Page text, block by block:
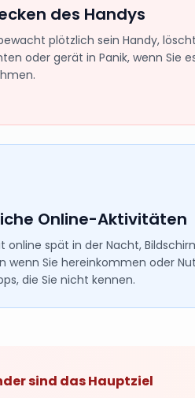
des Handys
plötzlich sein Handy, löscht
oder gerät in Panik, wenn Sie
Online-Aktivitäten
online spät in der Nacht,
wenn Sie hereinkommen oder
die Sie nicht kennen.
sind das Hauptziel